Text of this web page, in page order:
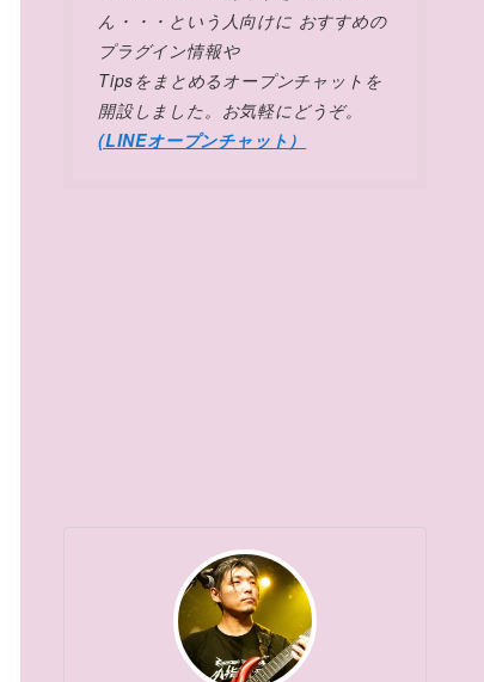
ん・・・という人向けに おすすめの
プラグイン情報や
Tipsをまとめるオープンチャットを
開設しました。お気軽にどうぞ。
(LINEオープンチャット）